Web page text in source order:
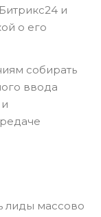
и
о его
собирать
ввода
лиды массово